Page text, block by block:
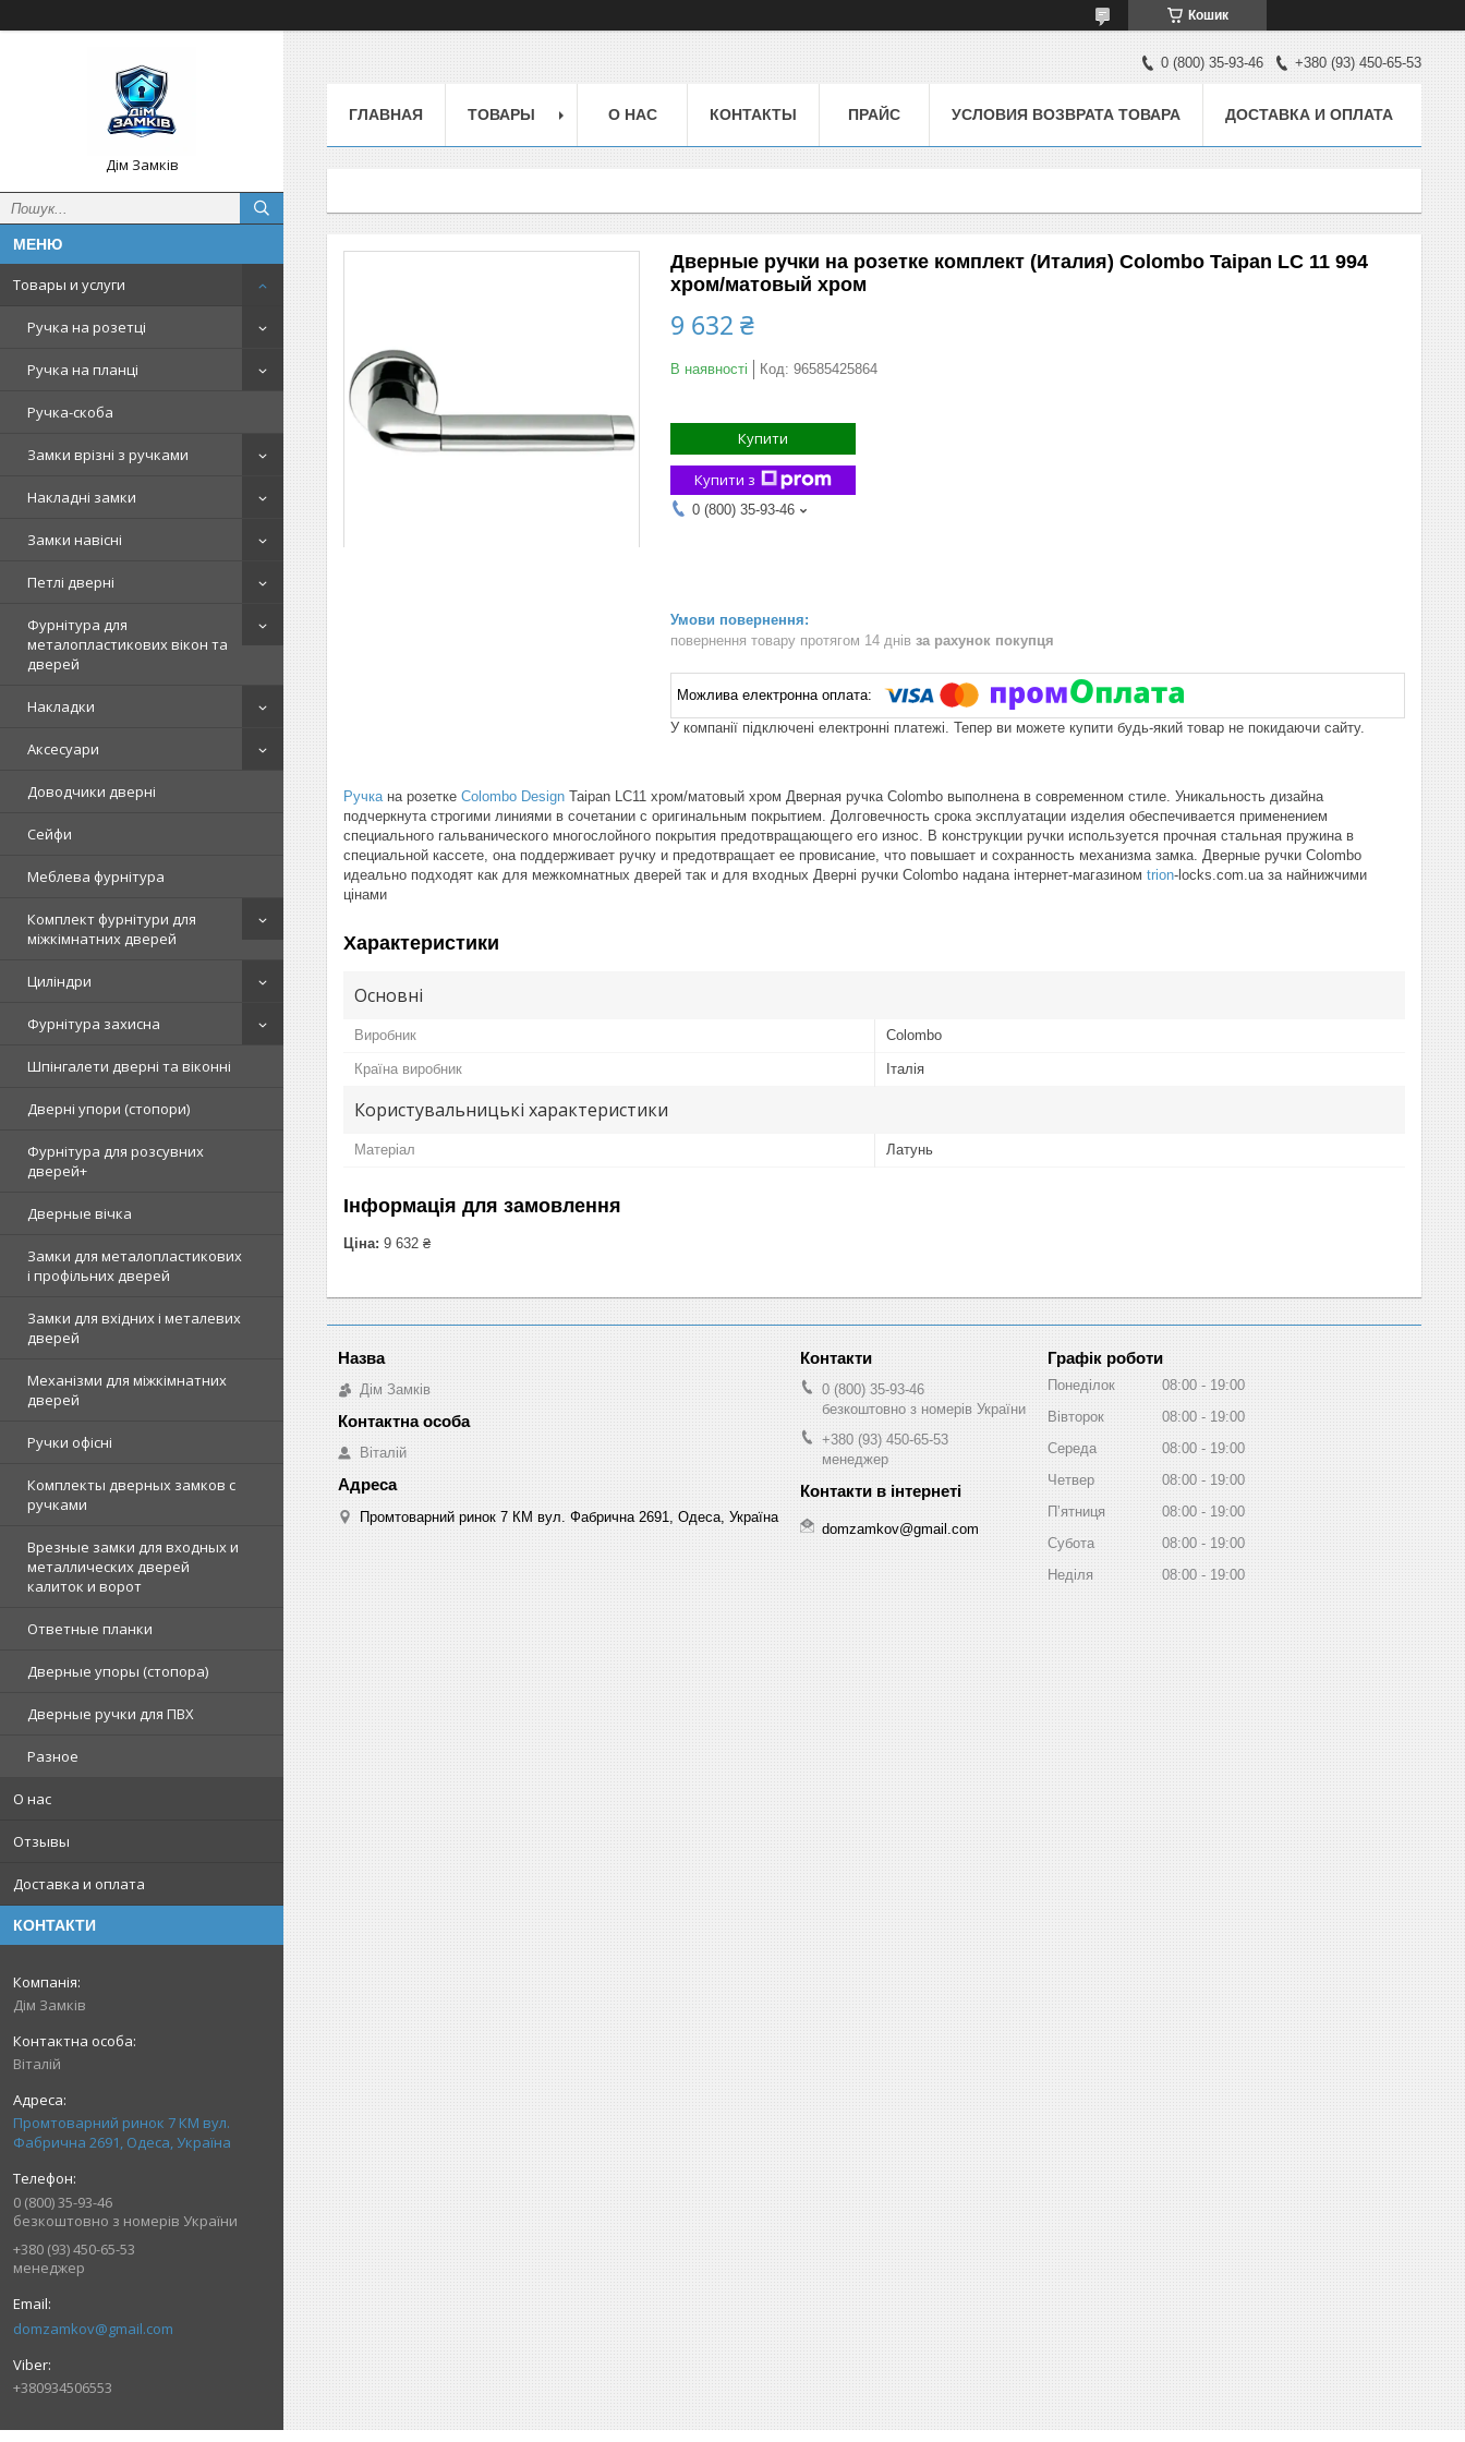
Кошик
Дім Замків
Товары и услуги
Ручка на розетці
Ручка на планці
Ручка-скоба
Замки врізні з ручками
Накладні замки
Замки навісні
Петлі дверні
Фурнітура для
металопластикових вікон та
дверей
Накладки
Аксесуари
Доводчики дверні
Сейфи
Меблева фурнітура
Комплект фурнітури для
міжкімнатних дверей
Циліндри
Фурнітура захисна
Шпінгалети дверні та віконні
Дверні упори (стопори)
Фурнітура для розсувних
дверей+
Дверные вічка
Замки для металопластикових
і профільних дверей
Замки для вхідних і металевих
дверей
Механізми для міжкімнатних
дверей
Ручки офісні
Комплекты дверных замков с
ручками
Врезные замки для входных и
металлических дверей
калиток и ворот
Ответные планки
Дверные упоры (стопора)
Дверные ручки для ПВХ
Разное
О нас
Отзывы
Доставка и оплата
КОНТАКТИ
Дім Замків
Віталій
Промтоварний ринок 7 КМ вул.
Фабрична 2691, Одеса, Україна
0 (800) 35-93-46
безкоштовно з номерів України
+380 (93) 450-65-53
менеджер
domzamkov@gmail.com
+380934506553
0 (800) 35-93-46 +380 (93) 450-65-53
ГЛАВНАЯ ТОВАРЫ О НАС КОНТАКТЫ ПРАЙС УСЛОВИЯ ВОЗВРАТА ТОВАРА ДОСТАВКА И ОПЛАТА
Дверные ручки на розетке комплект (Италия) Colombo Taipan LC 11 994
хром/матовый хром
9 632 ₴
В наявності Код: 96585425864
Купити
Купити з
0 (800) 35-93-46
повернення товару протягом 14 днів за рахунок покупця
У компанії підключені електронні платежі. Тепер ви можете купити будь-який товар не покидаючи сайту.
Ручка на розетке Colombo Design Taipan LC11 хром/матовый хром Дверная ручка Colombo выполнена в современном стиле. Уникальность дизайна
подчеркнута строгими линиями в сочетании с оригинальным покрытием. Долговечность срока эксплуатации изделия обеспечивается применением
специального гальванического многослойного покрытия предотвращающего его износ. В конструкции ручки используется прочная стальная пружина в
специальной кассете, она поддерживает ручку и предотвращает ее провисание, что повышает и сохранность механизма замка. Дверные ручки Colombo
идеально подходят как для межкомнатных дверей так и для входных Дверні ручки Colombo надана інтернет-магазином trion-locks.com.ua за найнижчими
цінами
Характеристики
Основні
Виробник Colombo
Країна виробник Італія
Користувальницькі характеристики
Матеріал Латунь
Інформація для замовлення
Ціна: 9 632 ₴
Дім Замків
Віталій
Промтоварний ринок 7 КМ вул. Фабрична 2691, Одеса, Україна
0 (800) 35-93-46
безкоштовно з номерів України
+380 (93) 450-65-53
менеджер
domzamkov@gmail.com
Графік роботи
Понеділок 08:00
19:00
Вівторок
08:00
19:00
Середа
08:00
19:00
Четвер
08:00
19:00
Пʼятниця
08:00
19:00
Субота
08:00
19:00
Неділя
08:00 19:00